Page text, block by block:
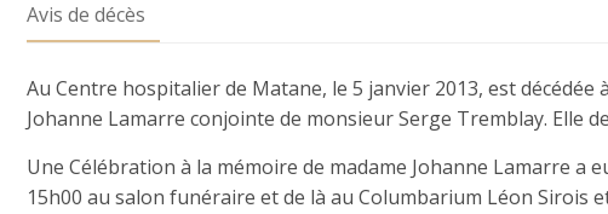
Avis de décès
Au Centre hospitalier de Matane, le 5 janvier 2013, est décédée
Johanne Lamarre conjointe de monsieur Serge Tremblay. Elle
Une Célébration à la mémoire de madame Johanne Lamarre a
15h00 au salon funéraire et de là au Columbarium Léon Sirois